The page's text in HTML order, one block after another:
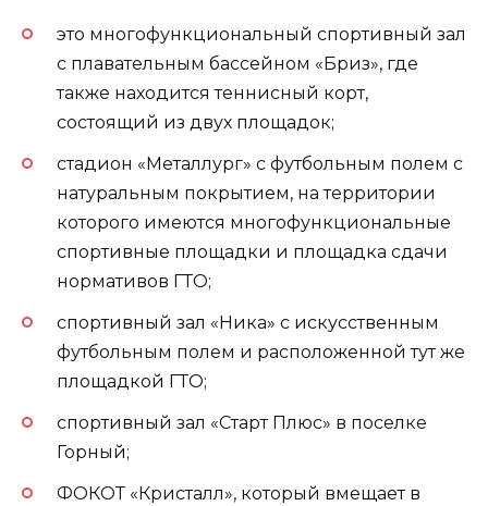
это многофункциональный спортивный зал
с плавательным бассейном «Бриз», где
также находится теннисный корт,
состоящий из двух площадок;
стадион «Металлург» с футбольным полем с
натуральным покрытием, на территории
которого имеются многофункциональные
спортивные площадки и площадка сдачи
нормативов ГТО;
спортивный зал «Ника» с искусственным
футбольным полем и расположенной тут же
площадкой ГТО;
спортивный зал «Старт Плюс» в поселке
Горный;
ФОКОТ «Кристалл», который вмещает в